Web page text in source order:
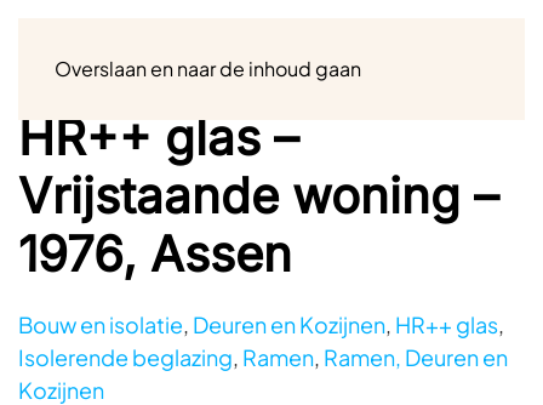
Overslaan en naar de inhoud gaan
HR++ glas –
Vrijstaande woning –
1976, Assen
Bouw en isolatie, Deuren en Kozijnen, HR++ glas,
Isolerende beglazing, Ramen, Ramen, Deuren en
Kozijnen